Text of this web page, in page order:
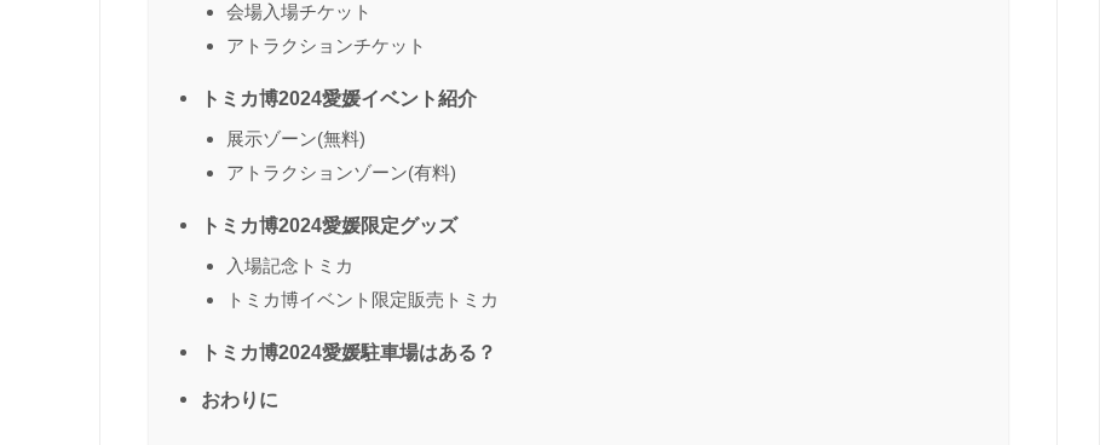
会場入場チケット
アトラクションチケット
トミカ博2024愛媛イベント紹介
展示ゾーン(無料)
アトラクションゾーン(有料)
トミカ博2024愛媛限定グッズ
入場記念トミカ
トミカ博イベント限定販売トミカ
トミカ博2024愛媛駐車場はある？
おわりに